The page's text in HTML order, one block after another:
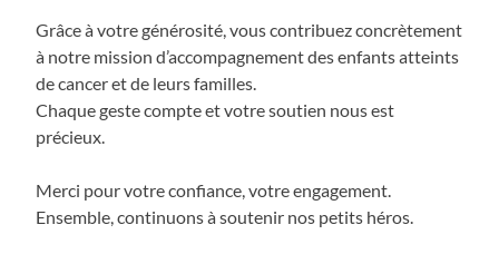
Grâce à votre générosité, vous contribuez concrètement
à notre mission d’accompagnement des enfants atteints
de cancer et de leurs familles.
Chaque geste compte et votre soutien nous est
précieux.
Merci pour votre confiance, votre engagement.
Ensemble, continuons à soutenir nos petits héros.